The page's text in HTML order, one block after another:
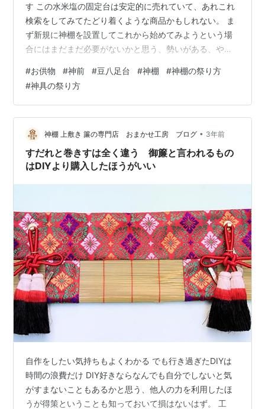
す この水米塩の固定台は安定的に売れていて、あれこれ
検索をしてみてたどり着くような商品かもしれない。 ま
ず新規に神棚を設置してこれから始めてみようという場
合にはまだまだ必要がないかと思う、勢いがある、やる
ら、、、今日は交換か、今日はしなくていいか、、、と
思うときが必ずくる、誰でもそうだから心配御無用、上
がったり下がったりが生活のリズム。 面倒なんですよ、
神棚の水、米、塩の交換。 続けたい気持ちはあるけど止
めたくなる気持ちが勝る、そんな時期が必ずくる。 しば
らく交換頻度の間隔をあけたり伸ばしたり…
#お供物 #神前 #豆八足台 #神棚 #神棚の祭り方
#神具の祭り方
神棚 上敷き 簾の専門店 おまかせ工房 ブログ • 3年前
すだれと巻きすは全く違う 御簾と言われるもの
はDIYより購入したほうがいい
自作をしたい気持ちもよくわかる でも行き過ぎたDIYは
時間の浪費だけ DIY好きならなんでも自分でしないと気
がすまないこともあるかと思う、他人の力を利用したほ
うが得策ということも知っておいて損はないはず。 工